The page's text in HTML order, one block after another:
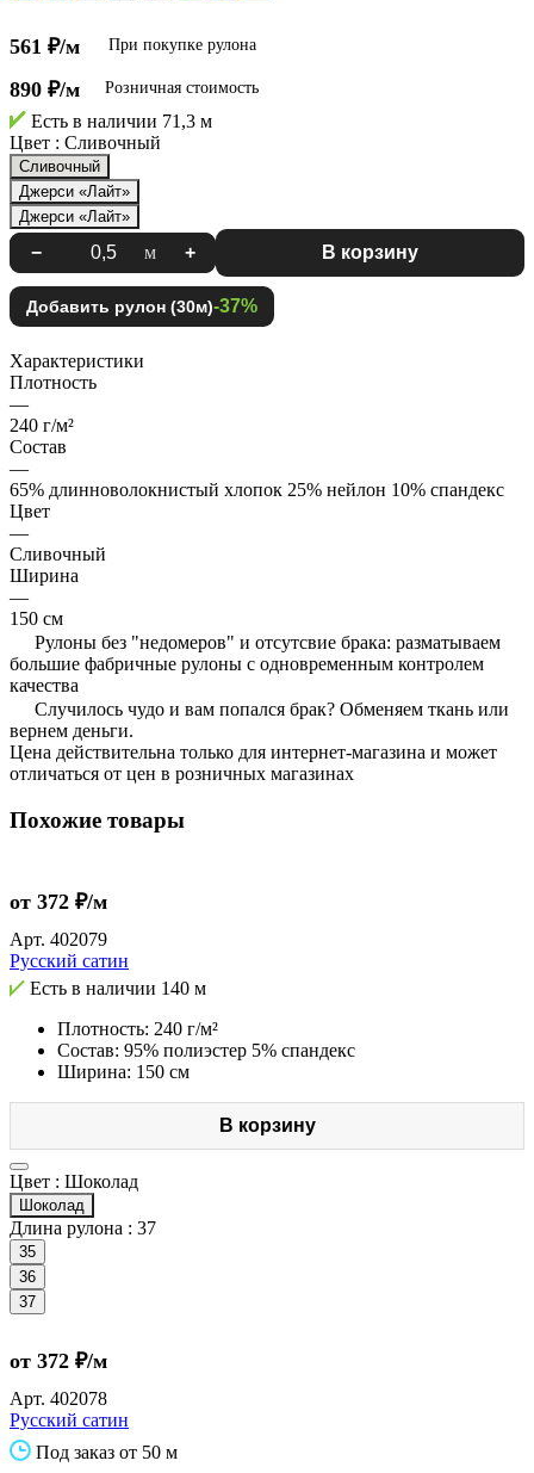
561 ₽/м При покупке рулона
890 ₽/м Розничная стоимость
Есть в наличии 71,3 м
Цвет : Сливочный
Сливочный
Джерси «Лайт»
Джерси «Лайт»
− м + В корзину
Добавить рулон (30м)-37%
Характеристики
Плотность
—
240 г/м²
Состав
—
65% длинноволокнистый хлопок 25% нейлон 10% спандекс
Цвет
—
Сливочный
Ширина
—
150 см
Рулоны без "недомеров" и отсутсвие брака: разматываем
большие фабричные рулоны с одновременным контролем
качества
Случилось чудо и вам попался брак? Обменяем ткань или
вернем деньги.
Цена действительна только для интернет-магазина и может
отличаться от цен в розничных магазинах
Похожие товары
от 372 ₽/м
Арт. 402079
Русский сатин
Есть в наличии 140 м
Плотность: 240 г/м²
Состав: 95% полиэстер 5% спандекс
Ширина: 150 см
В корзину
Цвет : Шоколад
Шоколад
Длина рулона : 37
35
36
37
от 372 ₽/м
Арт. 402078
Русский сатин
Под заказ от 50 м